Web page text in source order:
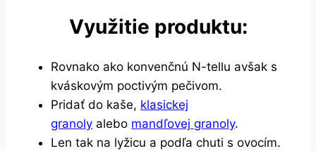
Využitie produktu:
Rovnako ako konvenčnú N-tellu avšak s
kváskovým poctivým pečivom.
Pridať do kaše, klasickej
granoly alebo mandľovej granoly.
Len tak na lyžicu a podľa chuti s ovocím.